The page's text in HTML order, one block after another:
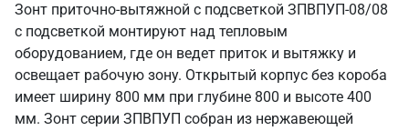
Зонт приточно-вытяжной с подсветкой ЗПВПУП-08/08
с подсветкой монтируют над тепловым
оборудованием, где он ведет приток и вытяжку и
освещает рабочую зону. Открытый корпус без короба
имеет ширину 800 мм при глубине 800 и высоте 400
мм. Зонт серии ЗПВПУП собран из нержавеющей